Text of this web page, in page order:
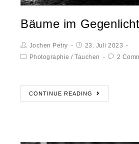
Bäume im Gegenlicht
Jochen Petry
23. Juli 2023
Photographie /Tauchen 2
CONTINUE READING